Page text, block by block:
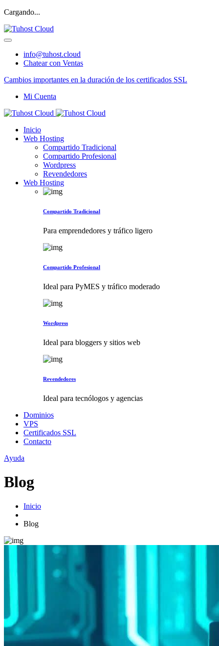
Cargando...
info@tuhost.cloud
Chatear con Ventas
Cambios importantes en la duración de los certificados SSL
Mi Cuenta
Inicio
Web Hosting
Compartido Tradicional
Compartido Profesional
Wordpress
Revendedores
Web Hosting
Compartido Tradicional
Para emprendedores y tráfico ligero
Compartido Profesional
Ideal para PyMES y tráfico moderado
Wordpress
Ideal para bloggers y sitios web
Revendedores
Ideal para tecnólogos y agencias
Dominios
VPS
Certificados SSL
Contacto
Ayuda
Blog
Inicio
Blog